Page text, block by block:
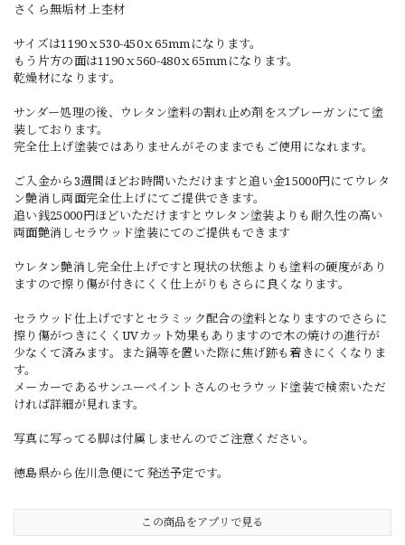
さくら無垢材 上杢材
サイズは1190ｘ530-450ｘ65mmになります。
もう片方の面は1190ｘ560-480ｘ65mmになります。
乾燥材になります。
サンダー処理の後、ウレタン塗料の割れ止め剤をスプレーガンにて塗
装しております。
完全仕上げ塗装ではありませんがそのままでもご使用になれます。
ご入金から3週間ほどお時間いただけますと追い金15000円にてウレタ
ン艶消し両面完全仕上げにてご提供できます。
追い銭25000円ほどいただけますとウレタン塗装よりも耐久性の高い
両面艶消しセラウッド塗装にてのご提供もできます
ウレタン艶消し完全仕上げですと現状の状態よりも塗料の硬度があり
ますので擦り傷が付きにくく仕上がりもさらに良くなります。
セラウッド仕上げですとセラミック配合の塗料となりますのでさらに
擦り傷がつきにくくUVカット効果もありますので木の焼けの進行が
少なくて済みます。また鍋等を置いた際に焦げ跡も着きにくくなりま
す。
メーカーであるサンユーペイントさんのセラウッド塗装で検索いただ
ければ詳細が見れます。
写真に写ってる脚は付属しませんのでご注意ください。
徳島県から佐川急便にて発送予定です。
この商品をアプリで見る